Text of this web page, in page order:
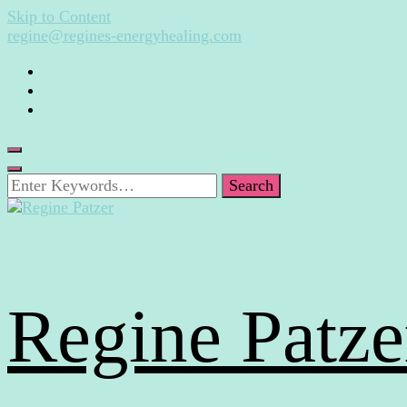
Skip to Content
regine@regines-energyhealing.com
Looking
for
Something?
Regine